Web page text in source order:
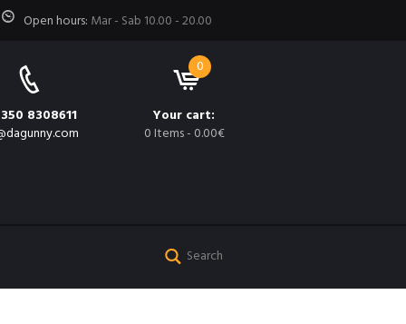
Open hours: Mar - Sab 10.00 - 20.00
8308611
0
Your cart:
0 Items- 0.00€